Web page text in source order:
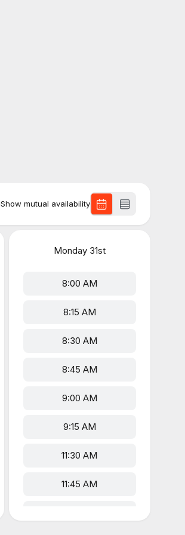
Show mutual availability
Monday31st
8:00 AM
8:15 AM
8:30 AM
8:45 AM
9:00 AM
9:15 AM
11:30 AM
11:45 AM